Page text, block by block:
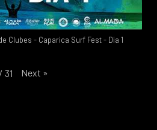
Clubes - Caparica Surf Fest - Dia 1
/ 31 Next »